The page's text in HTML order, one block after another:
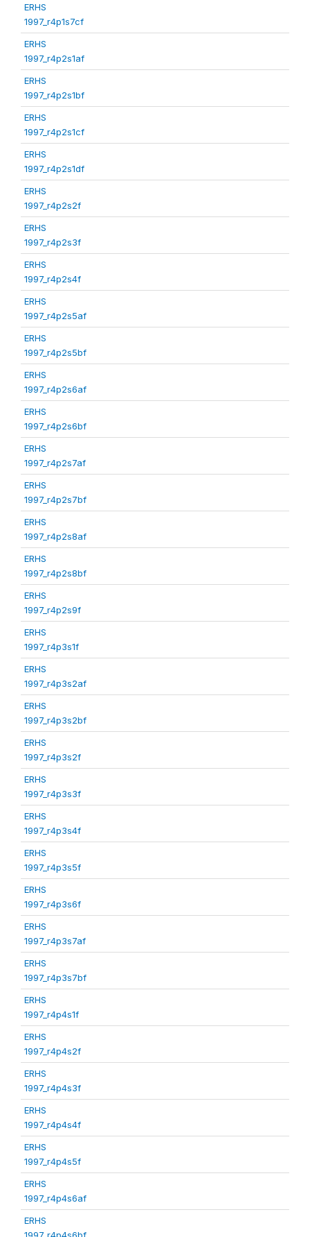
ERHS
1997_r4p1s7cf
ERHS
1997_r4p2s1af
ERHS
1997_r4p2s1bf
ERHS
1997_r4p2s1cf
ERHS
1997_r4p2s1df
ERHS
1997_r4p2s2f
ERHS
1997_r4p2s3f
ERHS
1997_r4p2s4f
ERHS
1997_r4p2s5af
ERHS
1997_r4p2s5bf
ERHS
1997_r4p2s6af
ERHS
1997_r4p2s6bf
ERHS
1997_r4p2s7af
ERHS
1997_r4p2s7bf
ERHS
1997_r4p2s8af
ERHS
1997_r4p2s8bf
ERHS
1997_r4p2s9f
ERHS
1997_r4p3s1f
ERHS
1997_r4p3s2af
ERHS
1997_r4p3s2bf
ERHS
1997_r4p3s2f
ERHS
1997_r4p3s3f
ERHS
1997_r4p3s4f
ERHS
1997_r4p3s5f
ERHS
1997_r4p3s6f
ERHS
1997_r4p3s7af
ERHS
1997_r4p3s7bf
ERHS
1997_r4p4s1f
ERHS
1997_r4p4s2f
ERHS
1997_r4p4s3f
ERHS
1997_r4p4s4f
ERHS
1997_r4p4s5f
ERHS
1997_r4p4s6af
ERHS
1997_r4p4s6bf